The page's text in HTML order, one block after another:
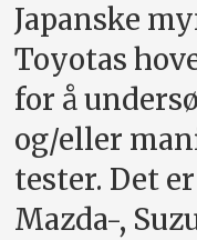
Japanske
Toyotas
for å
og/eller
tester. Det
Mazda-,